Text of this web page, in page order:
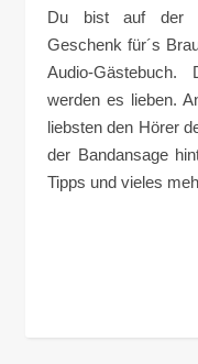
Du bist auf der Suche nach einem originellem
Geschenk für´s
Audio-
werden es lieben.
liebsten den Hörer
der Bandansage
Tipps und vieles